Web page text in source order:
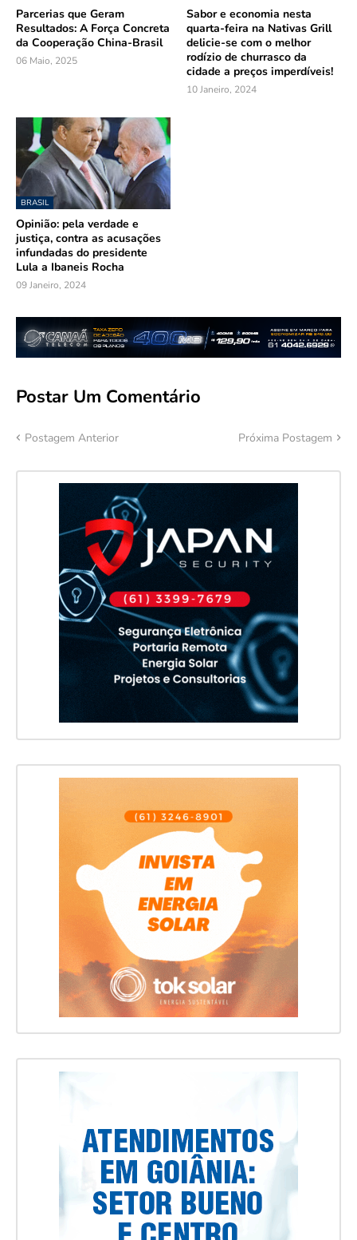
Parcerias que Geram
Resultados: A Força Concreta
da Cooperação China-Brasil
06 Maio, 2025
Sabor e economia nesta
quarta-feira na Nativas Grill
delicie-se com o melhor
rodízio de churrasco da
cidade a preços imperdíveis!
10 Janeiro, 2024
BRASIL
Opinião: pela verdade e
justiça, contra as acusações
infundadas do presidente
Lula a Ibaneis Rocha
09 Janeiro, 2024
Postar Um Comentário
Postagem Anterior Próxima Postagem